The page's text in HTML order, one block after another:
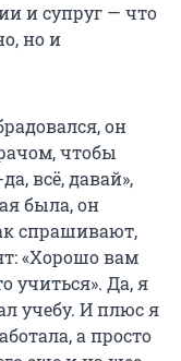
и супруг — что
но и
он
чтобы
всё, давай»,
была, он
спрашивают,
«Хорошо вам
учиться». Да, я
учебу. И плюс я
а просто